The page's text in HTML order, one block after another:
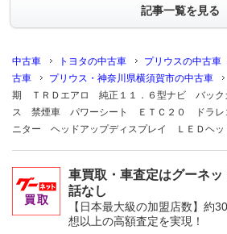
記事一覧を見る
中古車 トヨタの中古車 プリウスの中古車
古車
プリウス・神奈川県横須賀市の中古車
期 ＴＲＤエアロ 純正１１．６型ナビ バック
ス 禁煙車 パワーシート ＥＴＣ２０ ドラレ
ニター ヘッドアップディスプレイ ＬＥＤヘ
車買取・車査定はグーネ
話なし
【日本最大級の加盟店数】約
想以上の高額査定を実現！